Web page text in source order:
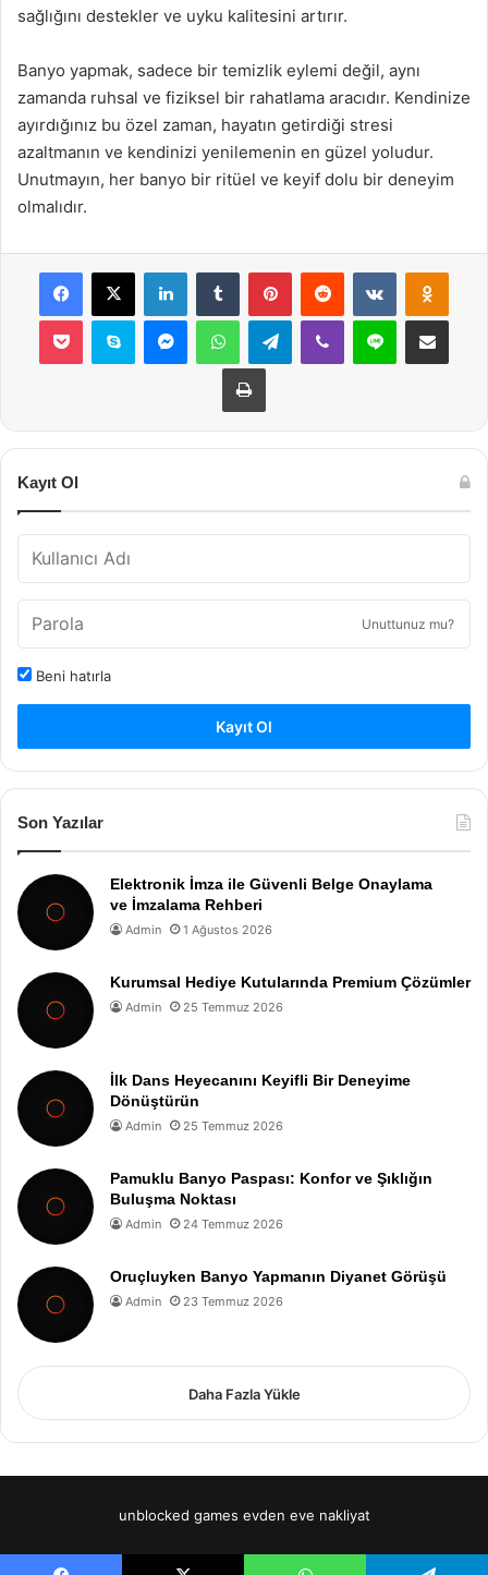
sağlığını destekler ve uyku kalitesini artırır.
Banyo yapmak, sadece bir temizlik eylemi değil, aynı
zamanda ruhsal ve fiziksel bir rahatlama aracıdır. Kendinize
ayırdığınız bu özel zaman, hayatın getirdiği stresi
azaltmanın ve kendinizi yenilemenin en güzel yoludur.
Unutmayın, her banyo bir ritüel ve keyif dolu bir deneyim
olmalıdır.
Facebook
X LinkedInTumblr PinterestReddit VKontakte
Pocket Skype MessengerWhatsAppTelegramViber Line E-Posta ile
Yazdır
Kayıt Ol
Unuttunuz mu?
Beni hatırla
Kayıt Ol
Son Yazılar
Elektronik İmza ile Güvenli Belge Onaylama
ve İmzalama Rehberi
Admin 1 Ağustos 2026
Kurumsal Hediye Kutularında Premium Çözümler
Admin 25 Temmuz 2026
İlk Dans Heyecanını Keyifli Bir Deneyime
Dönüştürün
Admin 25 Temmuz 2026
Pamuklu Banyo Paspası: Konfor ve Şıklığın
Buluşma Noktası
Admin 24 Temmuz 2026
Oruçluyken Banyo Yapmanın Diyanet Görüşü
Admin 23 Temmuz 2026
Daha Fazla Yükle
unblocked games evden eve nakliyat